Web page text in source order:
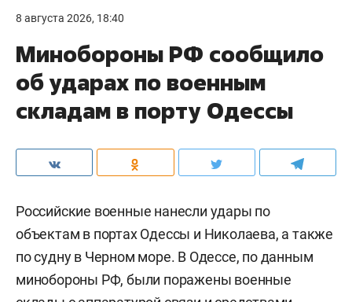
8 августа 2026, 18:40
Минобороны РФ сообщило
об ударах по военным
складам в порту Одессы
Российские военные нанесли удары по
объектам в портах Одессы и Николаева, а также
по судну в Черном море. В Одессе, по данным
минобороны РФ, были поражены военные